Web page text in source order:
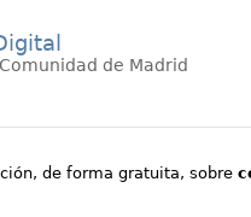
de Madrid
de forma gratuita, sobre